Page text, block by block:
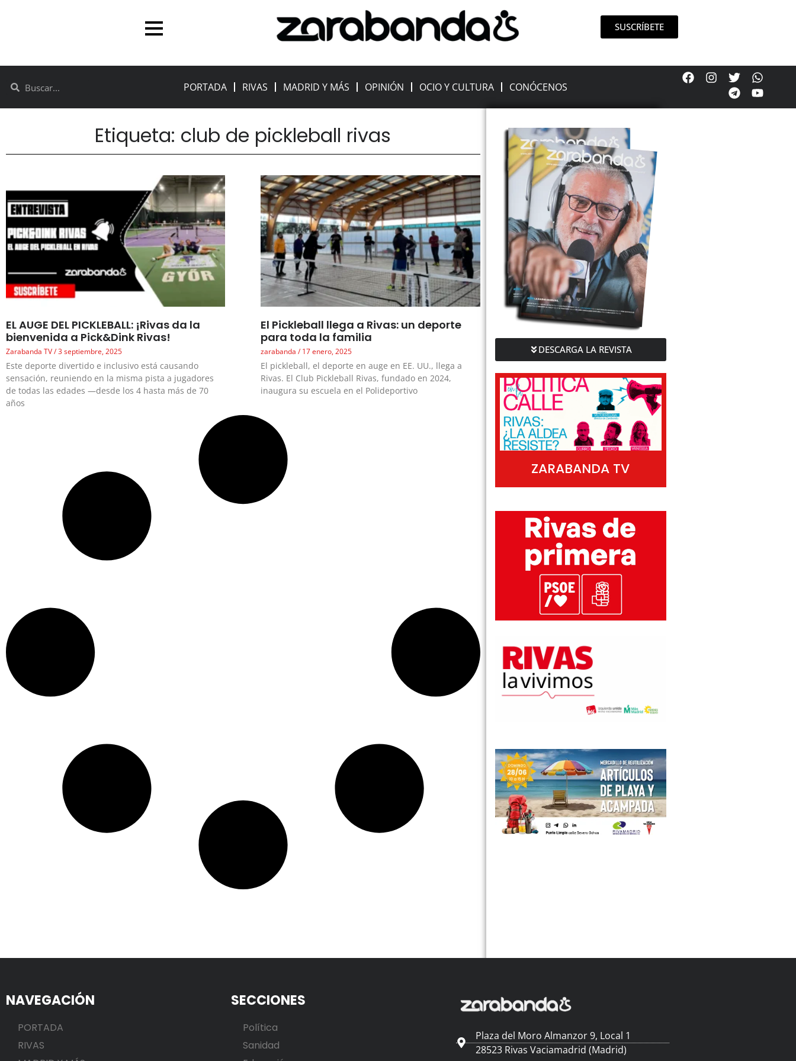
SUSCRÍBETE
PORTADA RIVAS MADRID Y MÁS OPINIÓN OCIO Y CULTURA CONÓCENOS
Etiqueta: club de pickleball rivas
EL AUGE DEL PICKLEBALL: ¡Rivas da la
bienvenida a Pick&Dink Rivas!
Zarabanda TV 3 septiembre, 2025
Este deporte divertido e inclusivo está causando
sensación, reuniendo en la misma pista a jugadores
de todas las edades —desde los 4 hasta más de 70
años
El Pickleball llega a Rivas: un deporte
para toda la familia
zarabanda 17 enero, 2025
El pickleball, el deporte en auge en EE. UU., llega a
Rivas. El Club Pickleball Rivas, fundado en 2024,
inaugura su escuela en el Polideportivo
DESCARGA LA REVISTA
ZARABANDA TV
NAVEGACIÓN
PORTADA
RIVAS
SECCIONES
Política
Sanidad
Plaza del Moro Almanzor 9, Local 1
28523 Rivas Vaciamadrid (Madrid)